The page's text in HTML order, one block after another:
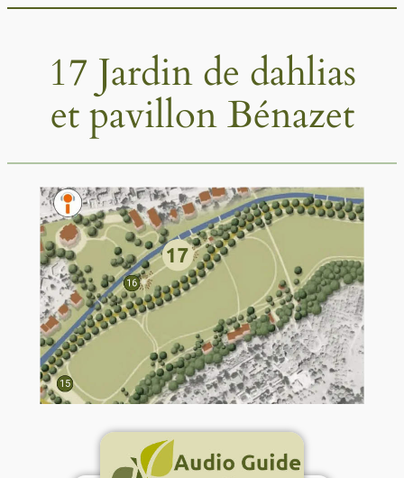
contenu17 Jardin de dahlias
et pavillon Bénazet